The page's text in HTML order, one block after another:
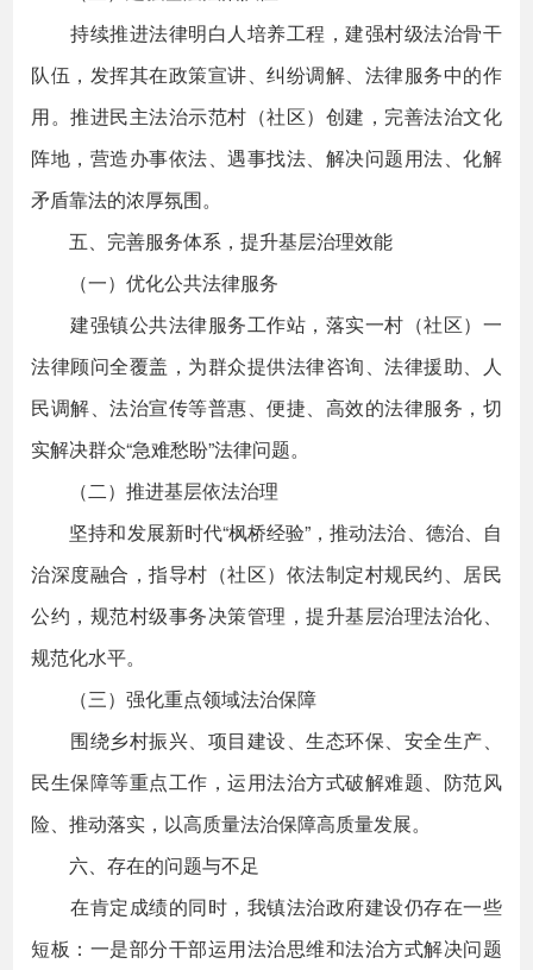
持续推进法律明白人培养工程，建强村级法治骨干
队伍，发挥其在政策宣讲、纠纷调解、法律服务中的作
用。推进民主法治示范村（社区）创建，完善法治文化
阵地，营造办事依法、遇事找法、解决问题用法、化解
矛盾靠法的浓厚氛围。
五、完善服务体系，提升基层治理效能
（一）优化公共法律服务
建强镇公共法律服务工作站，落实一村（社区）一
法律顾问全覆盖，为群众提供法律咨询、法律援助、人
民调解、法治宣传等普惠、便捷、高效的法律服务，切
实解决群众“急难愁盼”法律问题。
（二）推进基层依法治理
坚持和发展新时代“枫桥经验”，推动法治、德治、自
治深度融合，指导村（社区）依法制定村规民约、居民
公约，规范村级事务决策管理，提升基层治理法治化、
规范化水平。
（三）强化重点领域法治保障
围绕乡村振兴、项目建设、生态环保、安全生产、
民生保障等重点工作，运用法治方式破解难题、防范风
险、推动落实，以高质量法治保障高质量发展。
六、存在的问题与不足
在肯定成绩的同时，我镇法治政府建设仍存在一些
短板：一是部分干部运用法治思维和法治方式解决问题